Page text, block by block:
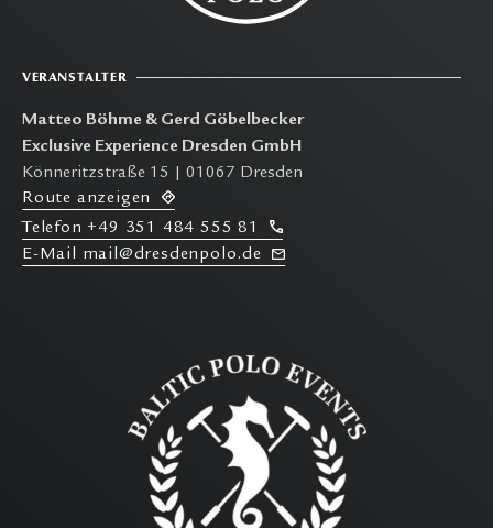
VERANSTALTER
Matteo Böhme & Gerd Göbelbecker
Exclusive Experience Dresden GmbH
Könneritzstraße 15 | 01067 Dresden
Route anzeigen
T elefon +49 351 484 555 81
E-Mail mail@dresdenpolo.de